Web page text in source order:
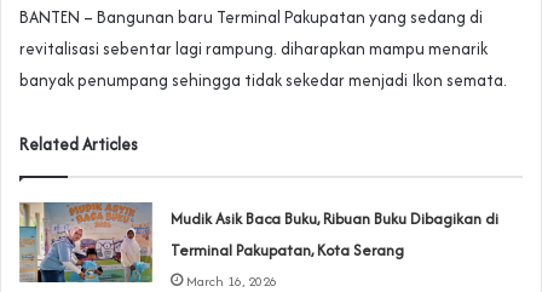
BANTEN – Bangunan baru Terminal Pakupatan yang sedang di
revitalisasi sebentar lagi rampung. diharapkan mampu menarik
banyak penumpang sehingga tidak sekedar menjadi Ikon semata.
Related Articles
Mudik Asik Baca Buku, Ribuan Buku Dibagikan di
Terminal Pakupatan, Kota Serang
March 16, 2026